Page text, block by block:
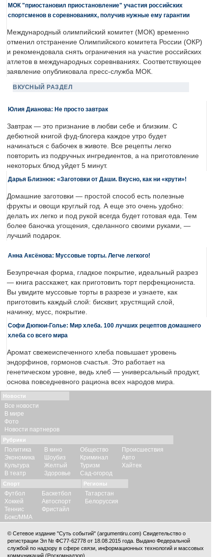
МОК "приостановил приостановление" участия российских
спортсменов в соревнованиях, получив нужные ему гарантии
Международный олимпийский комитет (МОК) временно
отменил отстранение Олимпийского комитета России (ОКР)
и рекомендовала снять ограничения на участие российских
атлетов в международных соревнваниях. Соответствующее
заявление опубликовала пресс-служба МОК.
ВКУСНЫЙ РАЗДЕЛ
Юлия Дианова: Не просто завтрак
Завтрак — это признание в любви себе и близким. С
дебютной книгой фуд-блогера каждое утро будет
начинаться с бабочек в животе. Все рецепты легко
повторить из подручных ингредиентов, а на приготовление
некоторых блюд уйдет 5 минут.
Дарья Близнюк: «Заготовки от Даши. Вкусно, как ни «крути»!
Домашние заготовки — простой способ есть полезные
фрукты и овощи круглый год. А еще это очень удобно:
делать их легко и под рукой всегда будет готовая еда. Тем
более баночка угощения, сделанного своими руками, —
лучший подарок.
Анна Аксёнова: Муссовые торты. Легче легкого!
Безупречная форма, гладкое покрытие, идеальный разрез
— книга расскажет, как приготовить торт перфекциониста.
Вы увидите муссовые торты в разрезе и узнаете, как
приготовить каждый слой: бисквит, хрустящий слой,
начинку, мусс, покрытие.
Софи Дюпюи-Голье: Мир хлеба. 100 лучших рецептов домашнего
хлеба со всего мира
Аромат свежеиспеченного хлеба повышает уровень
эндорфинов, гормонов счастья. Это работает на
генетическом уровне, ведь хлеб — универсальный продукт,
основа повседневного рациона всех народов мира.
Новости
Все новости
В мире
Фото
Новости партнеров
Рубрики
Политика
Экономика
Культура
В театр
В кино
Шоубиз
Желтый
Здоровье
Общество
Криминал
Туризм
Сад-огород
Происшествия
Авто
Хайтек
Спорт
Футбол
Хоккей
Теннис
Бокс/ММА
Баскетбол
Автоспорт
Фристайл
Регионы
Татарстан
Белоруссия
© Сетевое издание "Суть событий" (argumentiru.com) Свидетельство о
регистрации Эл № ФС77-62778 от 18.08.2015 года. Выдано Федеральной
службой по надзору в сфере связи, информационных технологий и массовых
коммуникаций (Роскомнадзор).